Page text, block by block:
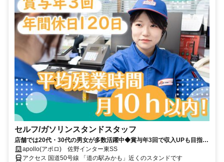
セルフ/ガソリンスタンドスタッフ
店舗では20代・30代の男女が多数活躍中◆賞与年3回で収入UPも目指せ
る！※2025年実績 / 5.5ヶ月分◆年間休日120日以上でプライベートも充
実！◆月の平均残業時間10時間以内◆業界大手！５４年連続黒字の安定
apollo(アポロ) 佐野インター東SS
アクセス 国道50号線 「道の駅みかも」近くのスタンドです